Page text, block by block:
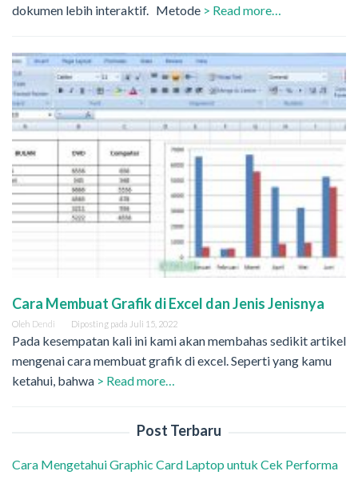
dokumen lebih interaktif. Metode > Read more…
Cara Membuat Grafik di Excel dan Jenis Jenisnya
Oleh Dendi Diposting pada Juli 15, 2022
Pada kesempatan kali ini kami akan membahas sedikit artikel
mengenai cara membuat grafik di excel. Seperti yang kamu
ketahui, bahwa > Read more…
Post Terbaru
Cara Mengetahui Graphic Card Laptop untuk Cek Performa